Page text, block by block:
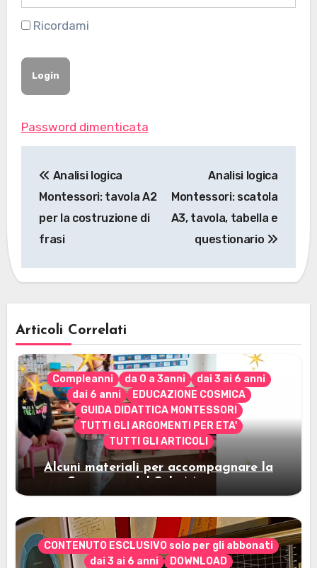
Ricordami
Password dimenticata
articoli
Analisi logica
Montessori: tavola A2
per la costruzione di
frasi
Analisi logica
Montessori: scatola
A3, tavola, tabella e
questionario
Articoli Correlati
Compleanni da 0 a 3anni
dai 3 ai 6 anni
dai 6 anni
EDUCAZIONE COSMICA
GUIDA DIDATTICA MONTESSORI
TUTTI GLI ARGOMENTI PER ETA'
TUTTI GLI ARTICOLI
Alcuni materiali per accompagnare la
Cerimonia del Sole Montessori
CONTENUTO ESCLUSIVO solo per gli abbonati
dai 3 ai 6 anni
DOWNLOAD